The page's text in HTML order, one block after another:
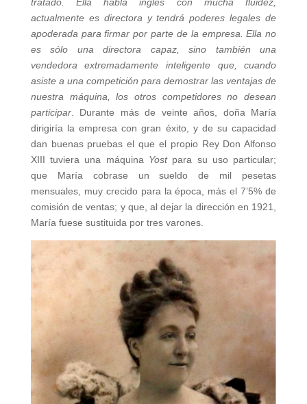
actualmente es directora y tendrá poderes legales de
apoderada para firmar por parte de la empresa. Ella no
es sólo una directora capaz, sino también una
vendedora extremadamente inteligente que, cuando
asiste a una competición para demostrar las ventajas de
nuestra máquina, los otros competidores no desean
participar. Durante más de veinte años, doña María
dirigiría la empresa con gran éxito, y de su capacidad
dan buenas pruebas el que el propio Rey Don Alfonso
XIII tuviera una máquina Yost para su uso particular;
que María cobrase un sueldo de mil pesetas
mensuales, muy crecido para la época, más el 7’5% de
comisión de ventas; y que, al dejar la dirección en 1921,
María fuese sustituida por tres varones.